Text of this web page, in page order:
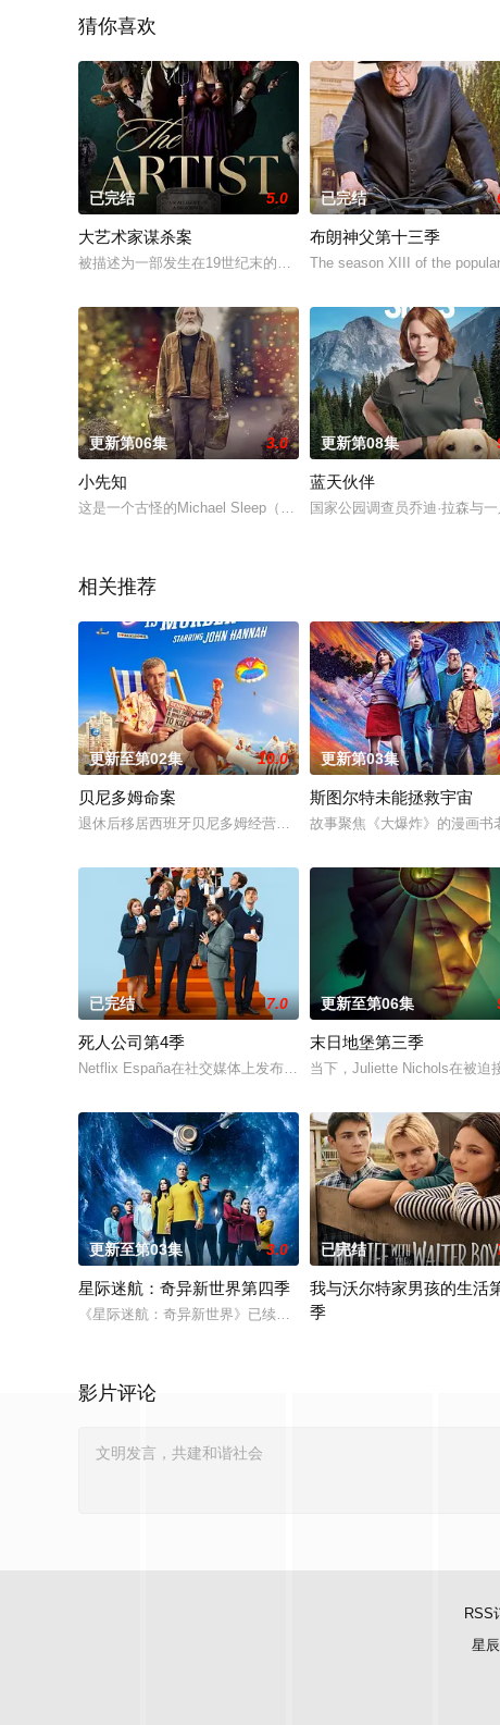
猜你喜欢
已完结 5.0
大艺术家谋杀案
被描述为一部发生在19世纪末的谋杀悬疑剧。
已完结
布朗神父第十三季
The season XIII of the
更新第06集 3.0
小先知
这是一个古怪的Michael Sleep（Pearce Quigley饰）的喜剧故事，
更新第08集
蓝天伙伴
国家公园调查员乔迪·拉森与
相关推荐
更新至第02集 10.0
贝尼多姆命案
退休后移居西班牙贝尼多姆经营酒吧的英国前刑警，原以为能过上
更新第03集
斯图尔特未能拯救宇宙
故事聚焦《大爆炸》的漫画书
已完结 7.0
死人公司第4季
Netflix España在社交媒体上发布了一张由Laura Caballero和演员
更新至第06集
末日地堡第三季
当下，Juliette Nichols在被迫
更新至第03集 3.0
星际迷航：奇异新世界第四季
《星际迷航：奇异新世界》已续订第四季。
已完结
我与沃尔特家男孩的生活
季
影片评论
RSS
星